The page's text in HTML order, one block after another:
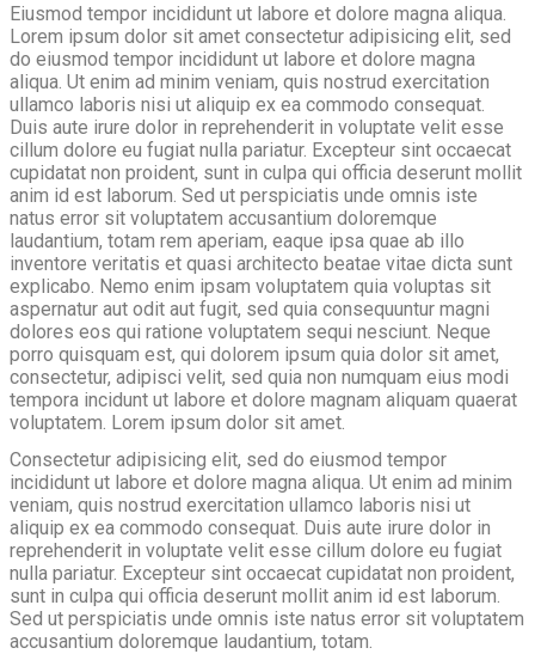
Eiusmod tempor incididunt ut labore et dolore magna aliqua.
Lorem ipsum dolor sit amet consectetur adipisicing elit, sed
do eiusmod tempor incididunt ut labore et dolore magna
aliqua. Ut enim ad minim veniam, quis nostrud exercitation
ullamco laboris nisi ut aliquip ex ea commodo consequat.
Duis aute irure dolor in reprehenderit in voluptate velit esse
cillum dolore eu fugiat nulla pariatur. Excepteur sint occaecat
cupidatat non proident, sunt in culpa qui officia deserunt mollit
anim id est laborum. Sed ut perspiciatis unde omnis iste
natus error sit voluptatem accusantium doloremque
laudantium, totam rem aperiam, eaque ipsa quae ab illo
inventore veritatis et quasi architecto beatae vitae dicta sunt
explicabo. Nemo enim ipsam voluptatem quia voluptas sit
aspernatur aut odit aut fugit, sed quia consequuntur magni
dolores eos qui ratione voluptatem sequi nesciunt. Neque
porro quisquam est, qui dolorem ipsum quia dolor sit amet,
consectetur, adipisci velit, sed quia non numquam eius modi
tempora incidunt ut labore et dolore magnam aliquam quaerat
voluptatem. Lorem ipsum dolor sit amet.
Consectetur adipisicing elit, sed do eiusmod tempor
incididunt ut labore et dolore magna aliqua. Ut enim ad minim
veniam, quis nostrud exercitation ullamco laboris nisi ut
aliquip ex ea commodo consequat. Duis aute irure dolor in
reprehenderit in voluptate velit esse cillum dolore eu fugiat
nulla pariatur. Excepteur sint occaecat cupidatat non proident,
sunt in culpa qui officia deserunt mollit anim id est laborum.
Sed ut perspiciatis unde omnis iste natus error sit voluptatem
accusantium doloremque laudantium, totam.